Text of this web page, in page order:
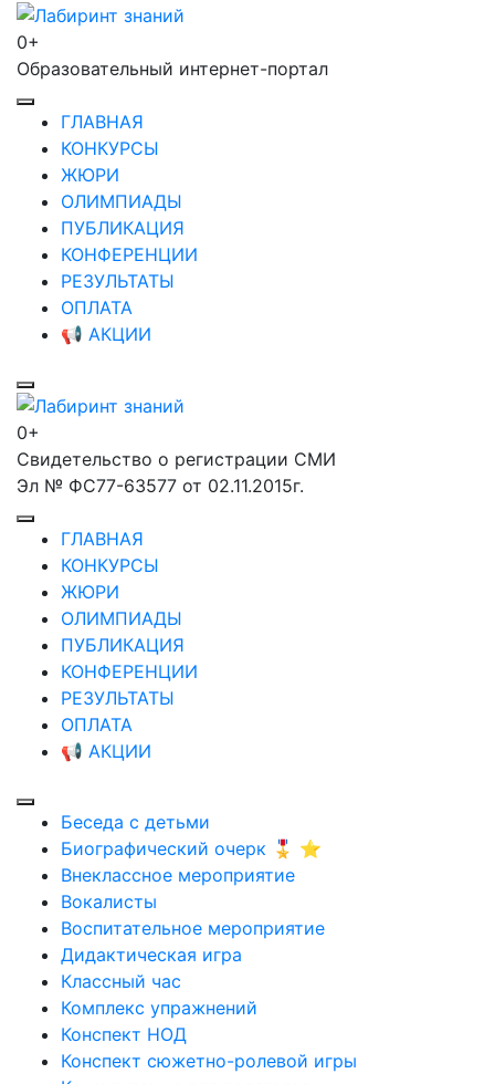
Перейти
содержимому
Enter)
Лабиринт знаний
0+
Образовательный интернет-портал
ГЛАВНАЯ
КОНКУРСЫ
ЖЮРИ
ОЛИМПИАДЫ
ПУБЛИКАЦИЯ
КОНФЕРЕНЦИИ
РЕЗУЛЬТАТЫ
ОПЛАТА
📢 АКЦИИ
Лабиринт знаний
0+
Свидетельство о регистрации СМИ
Эл № ФС77-63577 от 02.11.2015г.
ГЛАВНАЯ
КОНКУРСЫ
ЖЮРИ
ОЛИМПИАДЫ
ПУБЛИКАЦИЯ
КОНФЕРЕНЦИИ
РЕЗУЛЬТАТЫ
ОПЛАТА
📢 АКЦИИ
Беседа с детьми
Биографический очерк 🎖️ ⭐
Внеклассное мероприятие
Вокалисты
Воспитательное мероприятие
Дидактическая игра
Классный час
Комплекс упражнений
Конспект НОД
Конспект сюжетно-ролевой игры